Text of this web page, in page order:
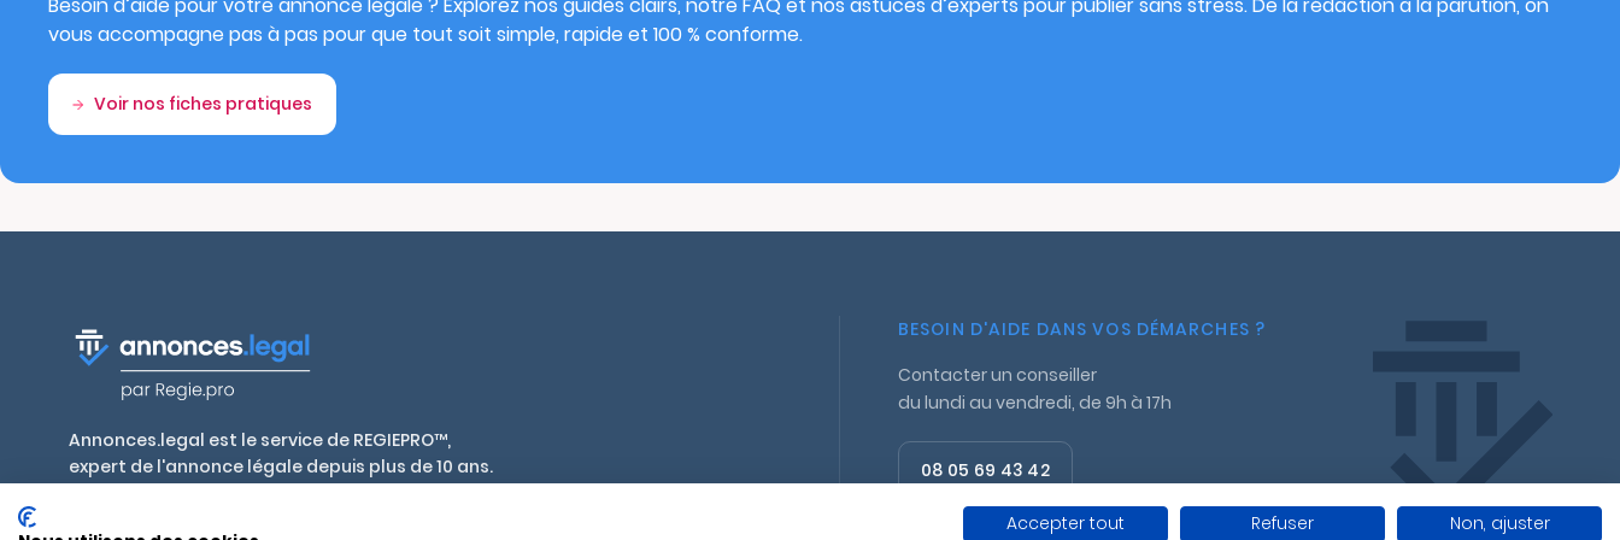
vous accompagne pas à pas pour que tout soit simple, rapide et 100 % conforme.
Voir nos fiches pratiques
Annonces.legal est le service de REGIEPRO™,
expert de l'annonce légale depuis plus de 10 ans.
BESOIN D'AIDE DANS VOS DÉMARCHES ?
Contacter un conseiller
du lundi au vendredi, de 9h à 17h
08 05 69 43 42
Accepter tout Refuser Non, ajuster